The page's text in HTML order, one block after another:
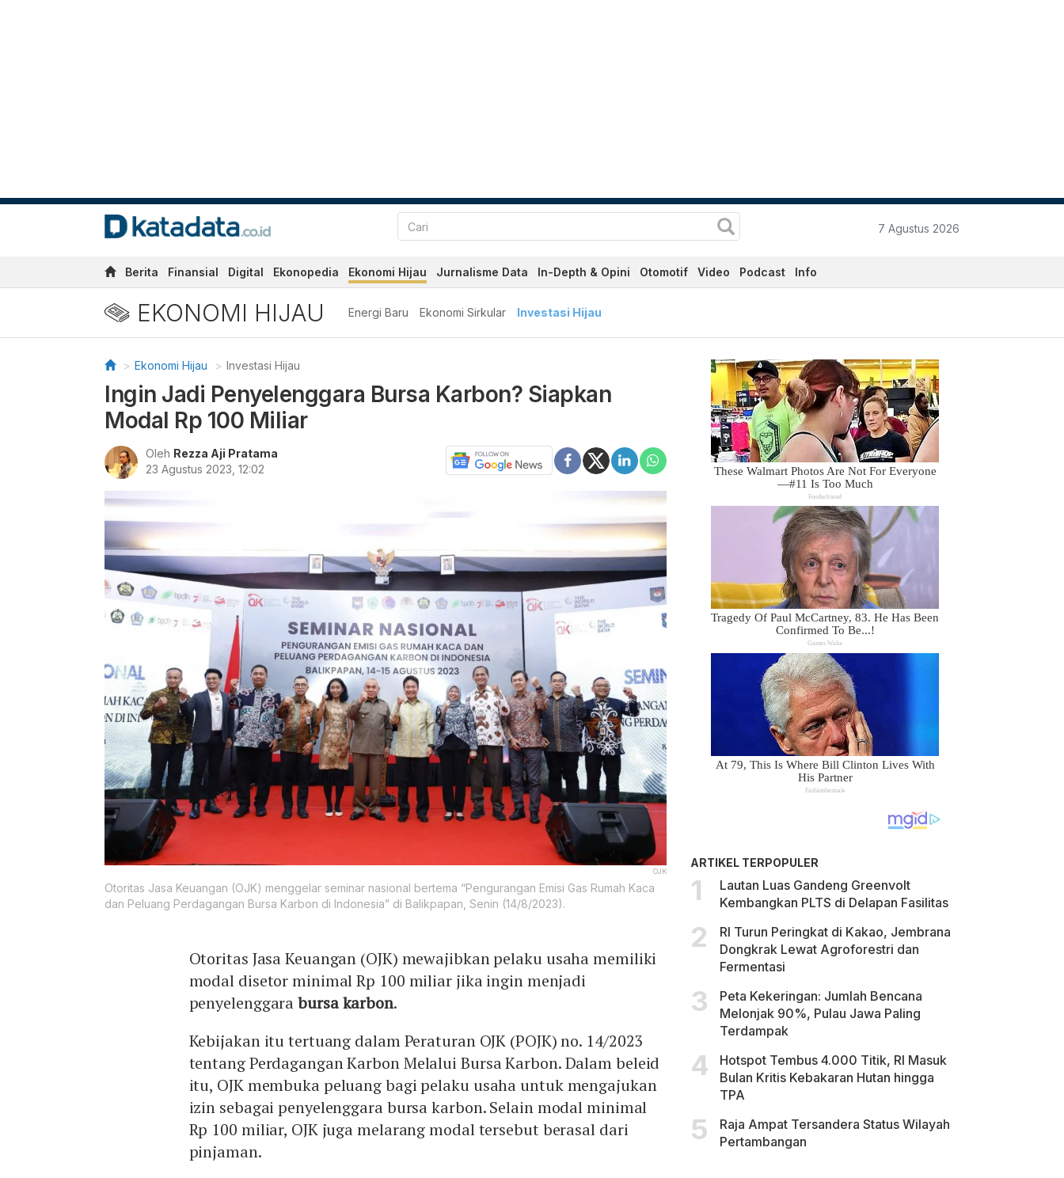
7 Agustus 2026
Berita Finansial Digital Ekonopedia Ekonomi Hijau Jurnalisme Data In-Depth & Opini Otomotif Video Podcast Info
EKONOMI HIJAU Energi Baru Ekonomi Sirkular Investasi Hijau
Ekonomi Hijau Investasi Hijau
Ingin Jadi Penyelenggara Bursa Karbon? Siapkan
Modal Rp 100 Miliar
Oleh Rezza Aji Pratama
23 Agustus 2023, 12:02
OJK
Otoritas Jasa Keuangan (OJK) menggelar seminar nasional bertema “Pengurangan Emisi Gas Rumah Kaca
dan Peluang Perdagangan Bursa Karbon di Indonesia” di Balikpapan, Senin (14/8/2023).
Otoritas Jasa Keuangan (OJK) mewajibkan pelaku usaha memiliki
modal disetor minimal Rp 100 miliar jika ingin menjadi
penyelenggarabursa karbon.
Kebijakan itu tertuang dalam Peraturan OJK (POJK) no. 14/2023
tentang Perdagangan Karbon Melalui Bursa Karbon. Dalam beleid
itu, OJK membuka peluang bagi pelaku usaha untuk mengajukan
izin sebagai penyelenggara bursa karbon. Selain modal minimal
Rp 100 miliar, OJK juga melarang modal tersebut berasal dari
pinjaman.
ARTIKEL TERPOPULER
Lautan Luas Gandeng Greenvolt
Kembangkan PLTS di Delapan Fasilitas
RI Turun Peringkat di Kakao, Jembrana
Dongkrak Lewat Agroforestri dan
Fermentasi
Peta Kekeringan: Jumlah Bencana
Melonjak 90%, Pulau Jawa Paling
Terdampak
Hotspot Tembus 4.000 Titik, RI Masuk
Bulan Kritis Kebakaran Hutan hingga
TPA
Raja Ampat Tersandera Status Wilayah
Pertambangan